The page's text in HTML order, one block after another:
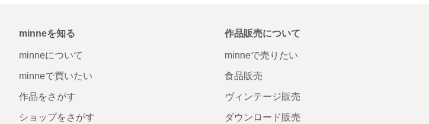
minneを知る
minneについて
minneで買いたい
作品をさがす
ショップをさがす
作品販売について
minneで売りたい
食品販売
ヴィンテージ販売
ダウンロード販売